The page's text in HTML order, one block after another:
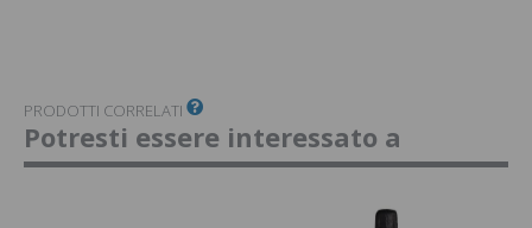
PRODOTTI CORRELATI
Potresti essere interessato a